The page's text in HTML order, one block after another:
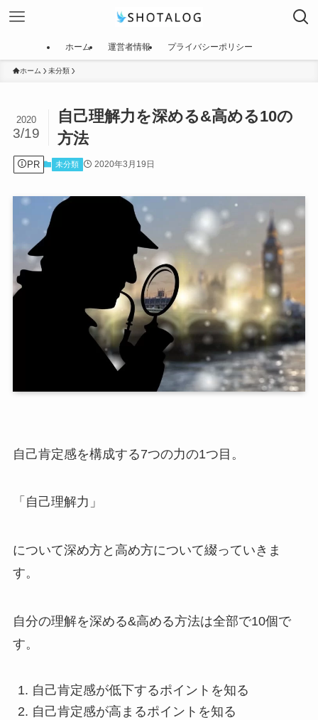
ホーム 運営者情報 プライバシーポリシー
ホーム 未分類
自己理解力を深める&高める10の
方法
2020
3/19
PR 未分類 2020年3月19日
自己肯定感を構成する7つの力の1つ目。
「自己理解力」
について深め方と高め方について綴っていきま
す。
自分の理解を深める&高める方法は全部で10個で
す。
自己肯定感が低下するポイントを知る
自己肯定感が高まるポイントを知る